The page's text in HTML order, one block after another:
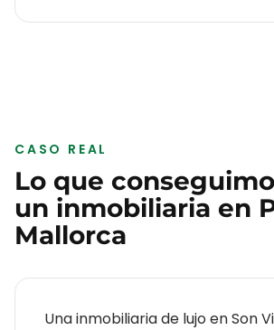
CASO REAL
Lo que
un inmobiliaria en
Mallorca
Una inmobiliaria de lujo en Son